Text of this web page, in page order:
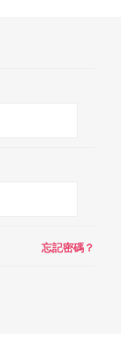
忘記密碼？